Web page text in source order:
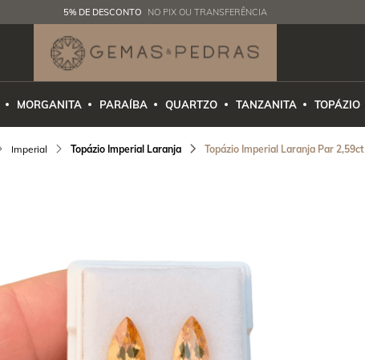
5% DE DESCONTO NO PIX OU TRANSFERÊNCIA
MORGANITA PARAÍBA QUARTZO TANZANITA TOPÁZIO
Imperial Topázio Imperial Laranja Topázio Imperial Laranja Par 2,59ct